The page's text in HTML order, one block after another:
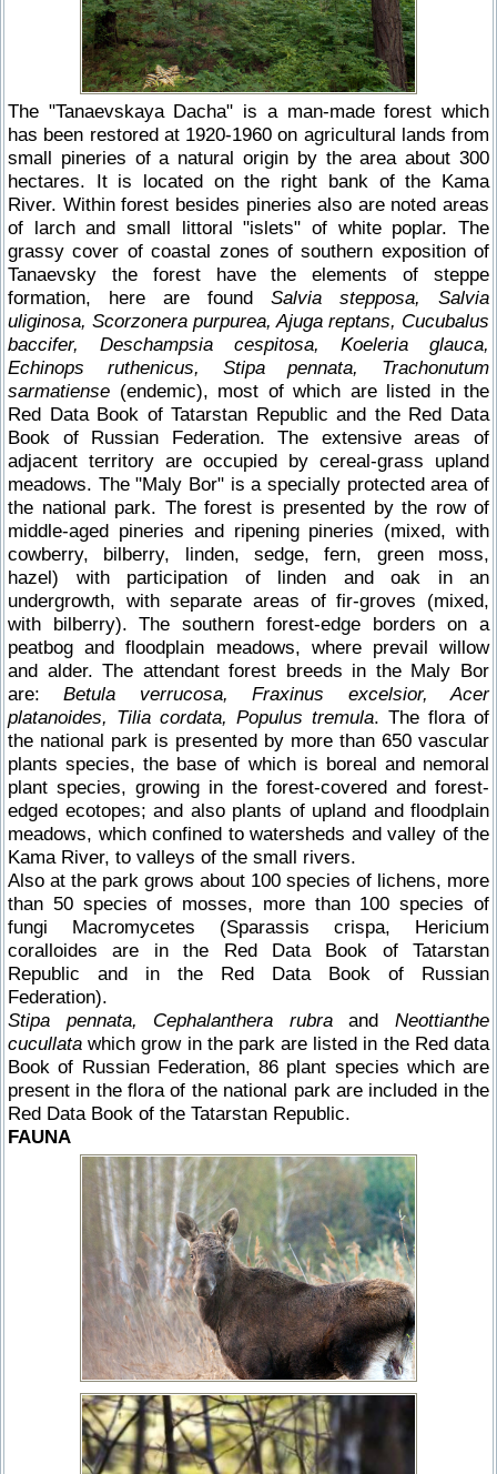
The "Tanaevskaya Dacha" is a man-made forest which
has been restored at 1920-1960 on agricultural lands from
small pineries of a natural origin by the area about 300
hectares. It is located on the right bank of the Kama
River. Within forest besides pineries also are noted areas
of larch and small littoral "islets" of white poplar. The
grassy cover of coastal zones of southern exposition of
Tanaevsky the forest have the elements of steppe
formation, here are found Salvia stepposa, Salvia
uliginosa, Scorzonera purpurea, Ajuga reptans, Cucubalus
baccifer, Deschampsia cespitosa, Koeleria glauca,
Echinops ruthenicus, Stipa pennata, Trachonutum
sarmatiense (endemic), most of which are listed in the
Red Data Book of Tatarstan Republic and the Red Data
Book of Russian Federation. The extensive areas of
adjacent territory are occupied by cereal-grass upland
meadows. The "Maly Bor" is a specially protected area of
the national park. The forest is presented by the row of
middle-aged pineries and ripening pineries (mixed, with
cowberry, bilberry, linden, sedge, fern, green moss,
hazel) with participation of linden and oak in an
undergrowth, with separate areas of fir-groves (mixed,
with bilberry). The southern forest-edge borders on a
peatbog and floodplain meadows, where prevail willow
and alder. The attendant forest breeds in the Maly Bor
are:Betula verrucosa, Fraxinus excelsior, Acer
platanoides, Tilia cordata, Populus tremula. The flora of
the national park is presented by more than 650 vascular
plants species, the base of which is boreal and nemoral
plant species, growing in the forest-covered and forest-
edged ecotopes; and also plants of upland and floodplain
meadows, which confined to watersheds and valley of the
Kama River, to valleys of the small rivers.
Also at the park grows about 100 species of lichens, more
than 50 species of mosses, more than 100 species of
fungi Macromycetes (Sparassis crispa, Hericium
coralloides are in the Red Data Book of Tatarstan
Republic and in the Red Data Book of Russian
Federation).
Stipa pennata, Cephalanthera rubraandNeottianthe
cucullata which grow in the park are listed in the Red data
Book of Russian Federation, 86 plant species which are
present in the flora of the national park are included in the
Red Data Book of the Tatarstan Republic.
FAUNA